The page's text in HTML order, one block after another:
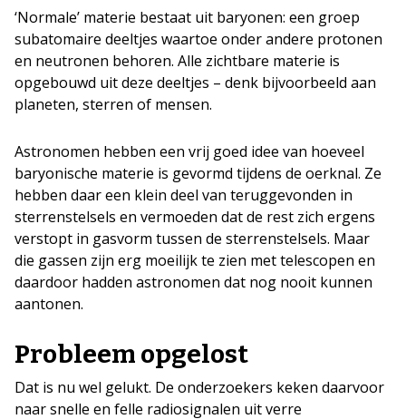
‘Normale’ materie bestaat uit baryonen: een groep
subatomaire deeltjes waartoe onder andere protonen
en neutronen behoren. Alle zichtbare materie is
opgebouwd uit deze deeltjes – denk bijvoorbeeld aan
planeten, sterren of mensen.
Astronomen hebben een vrij goed idee van hoeveel
baryonische materie is gevormd tijdens de oerknal. Ze
hebben daar een klein deel van teruggevonden in
sterrenstelsels en vermoeden dat de rest zich ergens
verstopt in gasvorm tussen de sterrenstelsels. Maar
die gassen zijn erg moeilijk te zien met telescopen en
daardoor hadden astronomen dat nog nooit kunnen
aantonen.
Probleem opgelost
Dat is nu wel gelukt. De onderzoekers keken daarvoor
naar snelle en felle radiosignalen uit verre